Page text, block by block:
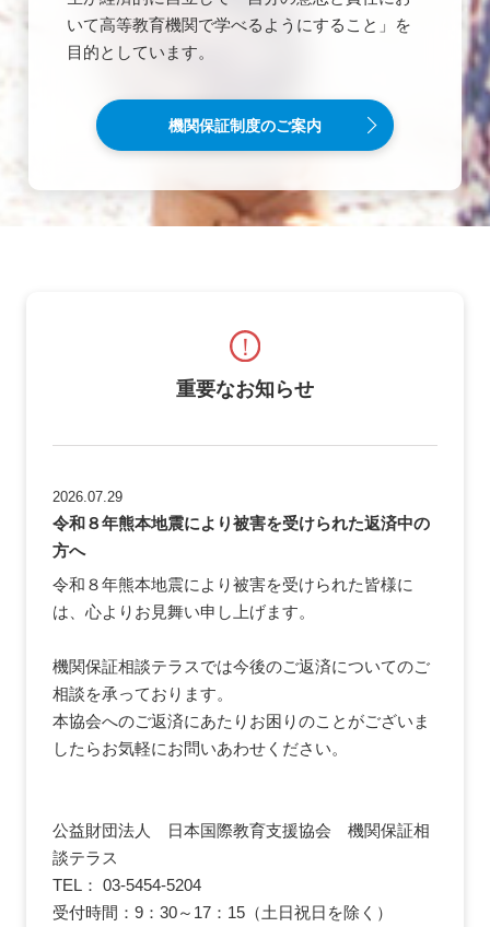
いて高等教育機関で学べるようにすること」を
目的としています。
機関保証制度のご案内
重要なお知らせ
2026.07.29
令和８年熊本地震により被害を受けられた返済中の
方へ
令和８年熊本地震により被害を受けられた皆様に
は、心よりお見舞い申し上げます。
機関保証相談テラスでは今後のご返済についてのご
相談を承っております。
本協会へのご返済にあたりお困りのことがございま
したらお気軽にお問いあわせください。
公益財団法人 日本国際教育支援協会 機関保証相
談テラス
TEL： 03-5454-5204
受付時間：9：30～17：15（土日祝日を除く）